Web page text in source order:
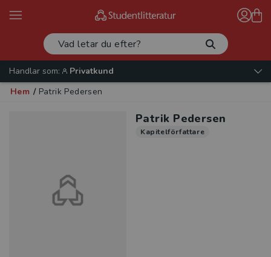
Handlar som:
Privatkund
Hem / Patrik Pedersen
Patrik Pedersen
Kapitelförfattare